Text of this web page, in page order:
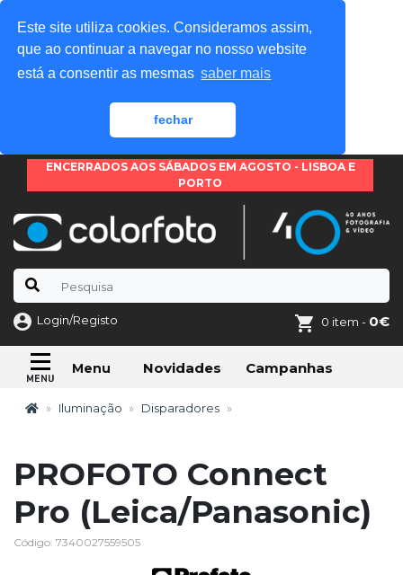
Este site utiliza cookies. Consideramos assim,
que ao continuar a navegar no nosso website
está a consentir as mesmas saber mais
fechar
ENCERRADOS AOS SÁBADOS EM AGOSTO - LISBOA E
PORTO
Login/Registo 0 item - 0€
Menu Novidades Campanhas
Iluminação Disparadores
PROFOTO Connect
Pro (Leica/Panasonic)
Código: 7340027559505